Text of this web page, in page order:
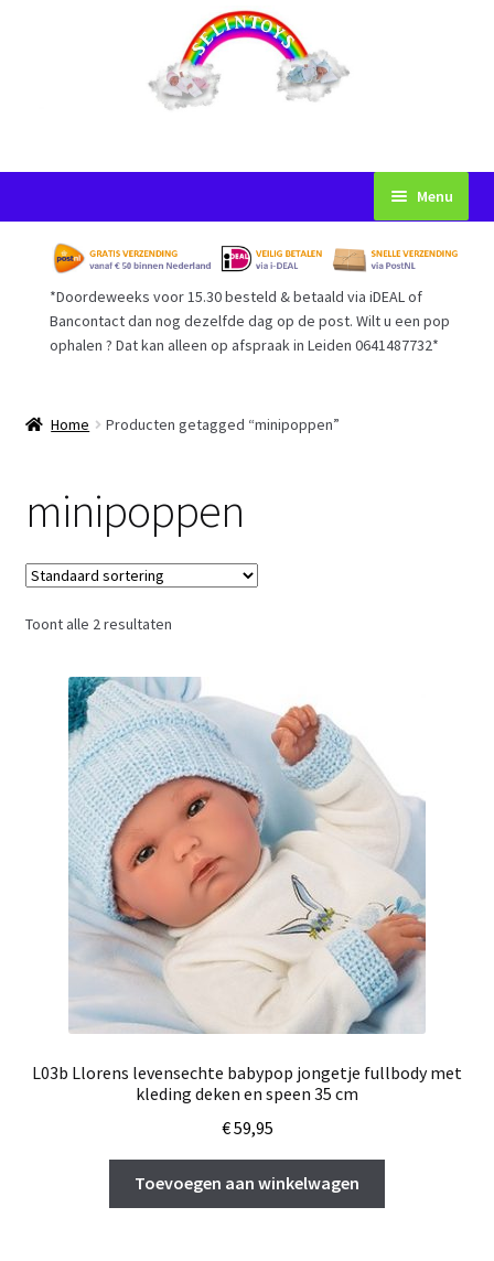
naar
navigatie
inhoud
Menu
Startpagina
Voorwaarden
Afrekenen
*Doordeweeks voor 15.30 besteld & betaald via iDEAL of
Bancontact dan nog dezelfde dag op de post. Wilt u een pop
ophalen ? Dat kan alleen op afspraak in Leiden 0641487732*
Home Producten getagged “minipoppen”
minipoppen
Toont alle 2 resultaten
L03b Llorens levensechte babypop jongetje fullbody met
kleding deken en speen 35 cm
€59,95
Toevoegen aan winkelwagen